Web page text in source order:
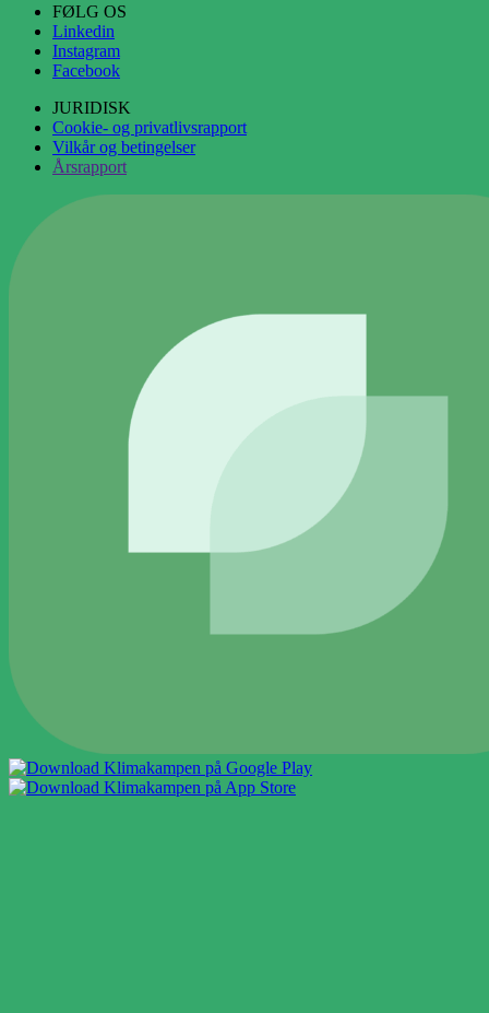
FØLG OS
Linkedin
Instagram
Facebook
JURIDISK
Cookie- og privatlivsrapport
Vilkår og betingelser
Årsrapport